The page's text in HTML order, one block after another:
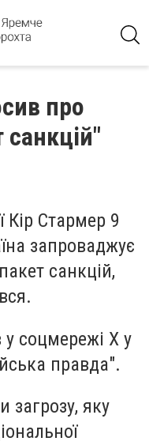
про
Кір Стармер 9
запроваджує
санкцій,
соцмережі Х у
правда".
яку